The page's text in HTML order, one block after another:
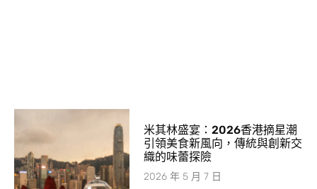
米其林盛宴：2026香港摘星潮
引領美食新風向，傳統與創新交
織的味蕾探險
2026 年 5 月 7 日